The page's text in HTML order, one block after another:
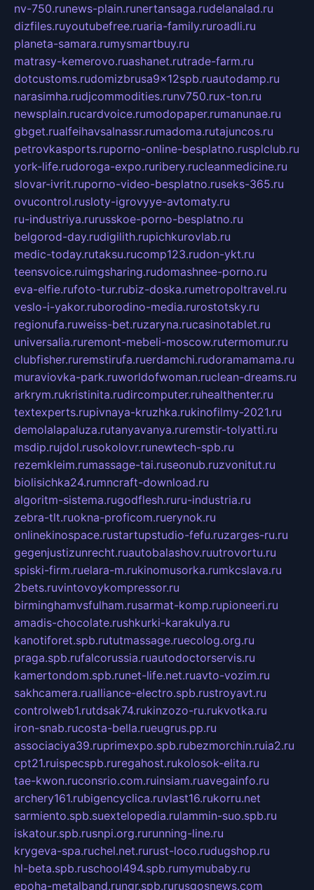
nv-750.runews-plain.runertansaga.rudelanalad.ru
dizfiles.ruyoutubefree.ruaria-family.ruroadli.ru
planeta-samara.rumysmartbuy.ru
matrasy-kemerovo.ruashanet.rutrade-farm.ru
dotcustoms.rudomizbrusa9x12spb.ruautodamp.ru
narasimha.rudjcommodities.runv750.rux-ton.ru
newsplain.rucardvoice.rumodopaper.rumanunae.ru
gbget.rualfeihavsalnassr.rumadoma.rutajuncos.ru
petrovkasports.ruporno-online-besplatno.rusplclub.ru
york-life.rudoroga-expo.ruribery.rucleanmedicine.ru
slovar-ivrit.ruporno-video-besplatno.ruseks-365.ru
ovucontrol.rusloty-igrovyye-avtomaty.ru
ru-industriya.rurusskoe-porno-besplatno.ru
belgorod-day.rudigilith.rupichkurovlab.ru
medic-today.rutaksu.rucomp123.rudon-ykt.ru
teensvoice.ruimgsharing.rudomashnee-porno.ru
eva-elfie.rufoto-tur.rubiz-doska.rumetropoltravel.ru
veslo-i-yakor.ruborodino-media.rurostotsky.ru
regionufa.ruweiss-bet.ruzaryna.rucasinotablet.ru
universalia.ruremont-mebeli-moscow.rutermomur.ru
clubfisher.ruremstirufa.ruerdamchi.rudoramamama.ru
muraviovka-park.ruworldofwoman.ruclean-dreams.ru
arkrym.rukristinita.rudircomputer.ruhealthenter.ru
textexperts.rupivnaya-kruzhka.rukinofilmy-2021.ru
demolalapaluza.rutanyavanya.ruremstir-tolyatti.ru
msdip.rujdol.rusokolovr.runewtech-spb.ru
rezemkleim.rumassage-tai.ruseonub.ruzvonitut.ru
biolisichka24.rumncraft-download.ru
algoritm-sistema.rugodflesh.ruru-industria.ru
zebra-tlt.ruokna-proficom.ruerynok.ru
onlinekinospace.rustartupstudio-fefu.ruzarges-ru.ru
gegenjustizunrecht.ruautobalashov.ruutrovortu.ru
spiski-firm.ruelara-m.rukinomusorka.rumkcslava.ru
2bets.ruvintovoykompressor.ru
birminghamvsfulham.rusarmat-komp.rupioneeri.ru
amadis-chocolate.rushkurki-karakulya.ru
kanotiforet.spb.rututmassage.ruecolog.org.ru
praga.spb.rufalcorussia.ruautodoctorservis.ru
kamertondom.spb.runet-life.net.ruavto-vozim.ru
sakhcamera.rualliance-electro.spb.rustroyavt.ru
controlweb1.rutdsak74.rukinzozo-ru.rukvotka.ru
iron-snab.rucosta-bella.rueugrus.pp.ru
associaciya39.ruprimexpo.spb.rubezmorchin.ruia2.ru
cpt21.ruispecspb.ruregahost.rukolosok-elita.ru
tae-kwon.ruconsrio.com.ruinsiam.ruavegainfo.ru
archery161.rubigencyclica.ruvlast16.rukorru.net
sarmiento.spb.suextelopedia.rulammin-suo.spb.ru
iskatour.spb.rusnpi.org.rurunning-line.ru
krygeva-spa.ruchel.net.rurust-loco.rudugshop.ru
hl-beta.spb.ruschool494.spb.rumymubaby.ru
epoha-metalband.rungr.spb.rurusgosnews.com